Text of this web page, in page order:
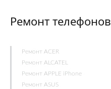
Ремонт телефонов
Ремонт ACER
Ремонт ALCATEL
Ремонт APPLE iPhone
Ремонт ASUS